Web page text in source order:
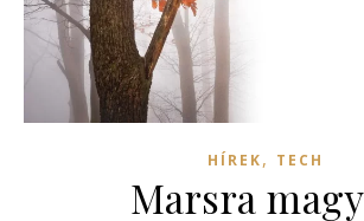
HÍREK, TECH
Marsra